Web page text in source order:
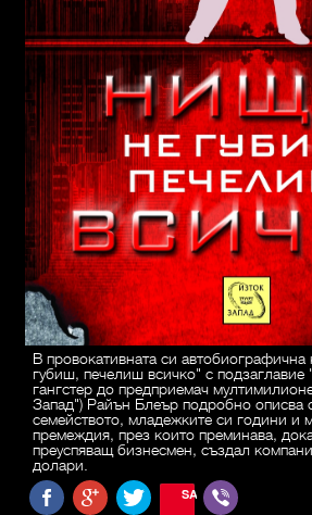
В провокативната си
губиш, печелиш всичко" с подзаглавие
гангстер до предприемач
Запад") Райън Блеър подробно описва
семейството, младежките си години и
премеждия, през които преминава,
преуспяващ бизнесмен, създал
долари.
SAVE